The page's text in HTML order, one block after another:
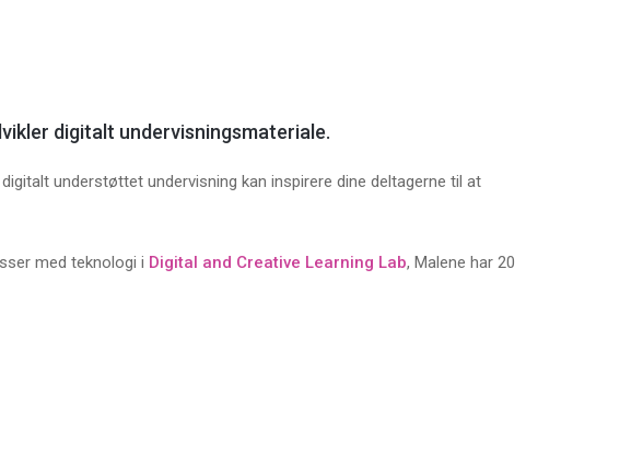
digitalt undervisningsmateriale.
understøttet undervisning kan inspirere dine deltagerne til at
med teknologi i Digital and Creative Learning Lab, Malene har 20